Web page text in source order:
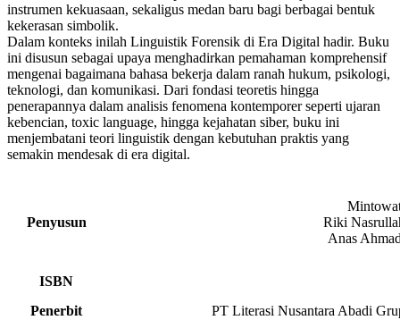
instrumen kekuasaan, sekaligus medan baru bagi berbagai bentuk
kekerasan simbolik.
Dalam konteks inilah Linguistik Forensik di Era Digital hadir. Buku
ini disusun sebagai upaya menghadirkan pemahaman komprehensif
mengenai bagaimana bahasa bekerja dalam ranah hukum, psikologi,
teknologi, dan komunikasi. Dari fondasi teoretis hingga
penerapannya dalam analisis fenomena kontemporer seperti ujaran
kebencian, toxic language, hingga kejahatan siber, buku ini
menjembatani teori linguistik dengan kebutuhan praktis yang
semakin mendesak di era digital.
Penyusun
Riki
Anas
ISBN
Penerbit
PT Literasi Nusantara Abadi